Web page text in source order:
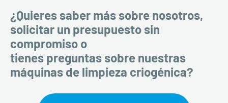
¿Quieres saber más sobre nosotros,
solicitar un presupuesto sin
compromiso o
tienes preguntas sobre nuestras
máquinas de limpieza criogénica?